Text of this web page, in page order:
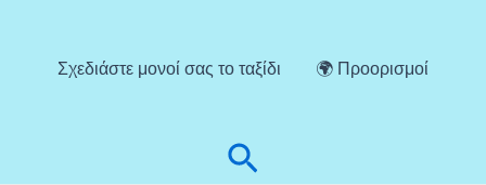
Σχεδιάστε μονοί σας το ταξίδι 🌍 Προορισμοί
Αναζήτηση